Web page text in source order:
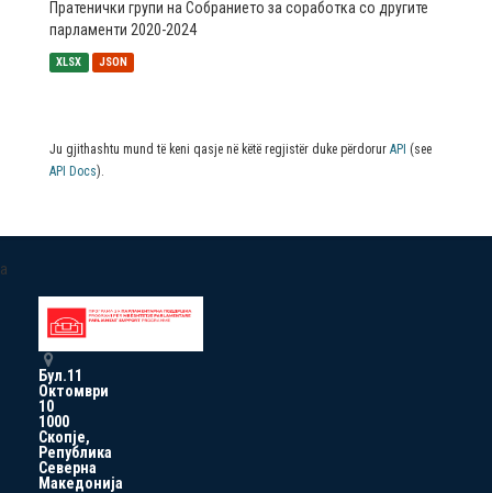
Пратенички групи на Собранието за соработка со другите
парламенти 2020-2024
XLSX JSON
Ju gjithashtu mund të keni qasje në këtë regjistër duke përdorur API (see
API Docs).
a
Бул.11
Октомври
10
1000
Скопје,
Република
Северна
Македонија